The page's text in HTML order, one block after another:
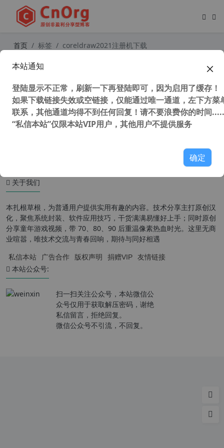
首页 标签 coreldraw2021注册机下载
hs tisn05 终结版
关于我们
本扎根草根，为普通用户提供实用有趣的内容。技术分享主打原创汉
化，聚焦系统封装、软件应用技巧，干货满满易懂好上手；同时原创
分享童年游戏视频，带 70、80、90 后重温像素热血时光。这里无商
业喧嚣，唯技术交流与青春回响，期待与同好相遇
私信本站 广告合作 版权声明 捐赠VIP 友情链接
本站公众号:
扫一扫关注公众号，本站微信公
众号仅用于获取解压密码，谢绝
私信留言，拒绝回复。
微信公众号不引流，不回复。
本站通知
登陆显示不正常，刷新一下再登陆即可，因为启用了缓存！
如果下载链接失效或空链接，仅能通过唯一通道，左下方菜
联系，其他通道均得不到任何回复！请不要浪费你的时间
“私信本站”仅限本站VIP用户，其他用户不提供服务
确定